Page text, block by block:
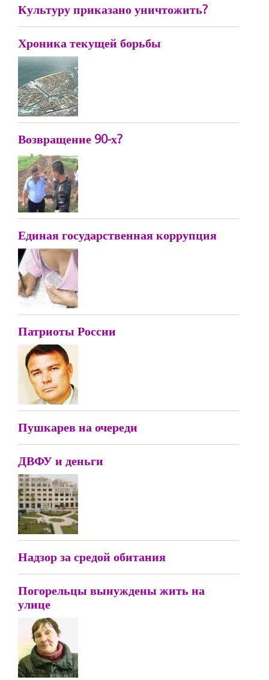
Культуру приказано уничтожить?
Хроника текущей борьбы
Возвращение 90-х?
Единая государственная коррупция
Патриоты России
Пушкарев на очереди
ДВФУ и деньги
Надзор за средой обитания
Погорельцы вынуждены жить на
улице